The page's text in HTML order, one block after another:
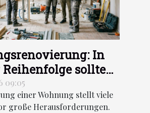
In
sollten
durchgeführt
09:05
einer Wohnung stellt viele
große Herausforderungen.